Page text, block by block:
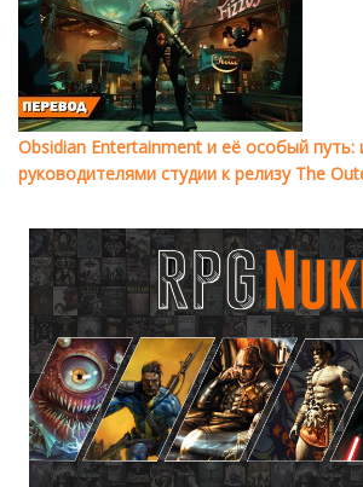
Obsidian Entertainment и её особый путь:
руководителями студии к релизу The